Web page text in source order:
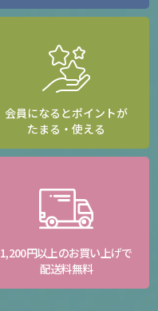
会員になるとポイントが
たまる・使える
1,200円以上のお買い上げで
配送料無料